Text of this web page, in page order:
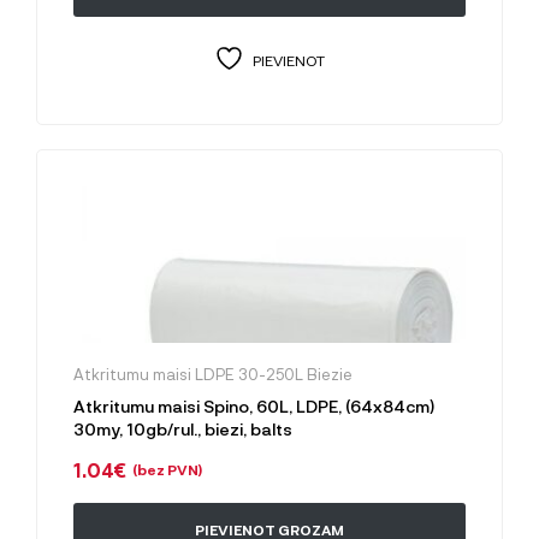
PIEVIENOT
Atkritumu maisi LDPE 30-250L Biezie
Atkritumu maisi Spino, 60L, LDPE, (64x84cm)
30my, 10gb/rul., biezi, balts
1.04€ (bez PVN)
PIEVIENOT GROZAM